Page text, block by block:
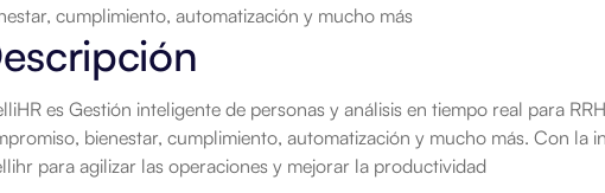
cumplimiento, automatización y mucho más
es Gestión inteligente de personas y análisis en tiempo real para
bienestar, cumplimiento, automatización y mucho más. Con la
para agilizar las operaciones y mejorar la productividad